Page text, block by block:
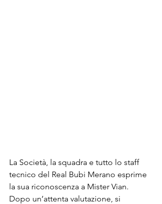
La Società, la squadra e tutto lo staff
tecnico del Real Bubi Merano esprime
la sua riconoscenza a Mister Vian.
Dopo un’attenta valutazione, si